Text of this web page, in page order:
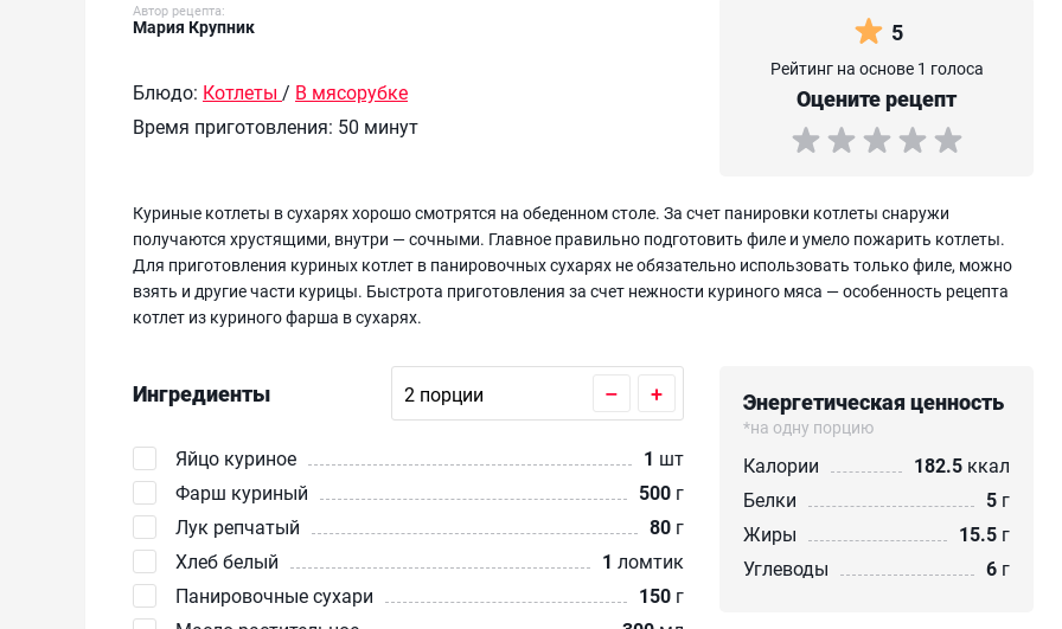
Автор рецепта:
Мария Крупник
Блюдо: Котлеты / В мясорубке
Время приготовления: 50 минут
5
Рейтинг на основе 1 голоса
Оцените рецепт
Куриные котлеты в сухарях хорошо смотрятся на обеденном столе. За счет панировки котлеты снаружи
получаются хрустящими, внутри — сочными. Главное правильно подготовить филе и умело пожарить котлеты.
Для приготовления куриных котлет в панировочных сухарях не обязательно использовать только филе, можно
взять и другие части курицы. Быстрота приготовления за счет нежности куриного мяса — особенность рецепта
котлет из куриного фарша в сухарях.
Ингредиенты – +
Яйцо куриное 1 шт
Фарш куриный
500 г
Лук репчатый
80 г
Хлеб белый
1 ломтик
Панировочные сухари
150 г
Энергетическая ценность
*на одну порцию
Калории 182.5 ккал
Белки
5 г
Жиры
15.5 г
Углеводы
6 г